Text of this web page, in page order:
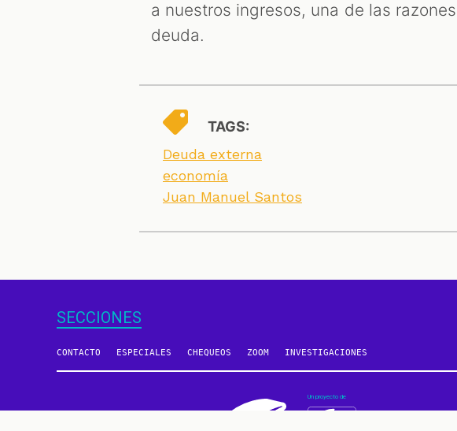
a nuestros ingresos, una de las
deuda.
TAGS:
Deuda externa
economía
Juan Manuel Santos
SECCIONES
CONTACTO ESPECIALES CHEQUEOS ZOOM INVESTIGACIONES
Un proyecto de